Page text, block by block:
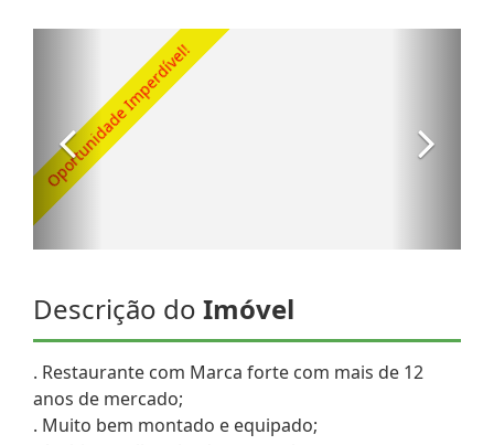
Descrição do Imóvel
. Restaurante com Marca forte com mais de 12
anos de mercado;
. Muito bem montado e equipado;